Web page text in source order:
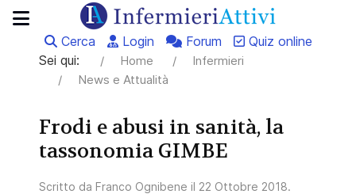
Cerca Login Forum
Quiz online
Sei qui:
Home
Infermieri
News e Attualità
Frodi e abusi in sanità, la
tassonomia GIMBE
Scritto da Franco Ognibene il 22 Ottobre 2018.